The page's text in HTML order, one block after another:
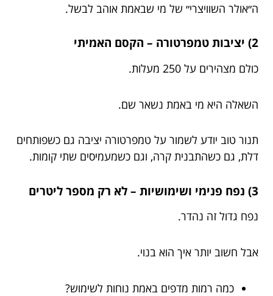
ה״אולר השוויצרי״ של מי שבאמת אוהב לבשל.
2) יציבות טמפרטורה – הקסם האמיתי
כולם מצהירים על 250 מעלות.
השאלה היא מי באמת נשאר שם.
תנור טוב יודע לשמור על טמפרטורה יציבה גם כשפותחים
דלת, גם כשהתבנית קרה, וגם כשמעמיסים שתי קומות.
3) נפח פנימי ושימושיות – לא רק מספר ליטרים
נפח גדול זה נהדר.
אבל חשוב יותר איך הוא בנוי.
כמה רמות מדפים באמת נוחות לשימוש?